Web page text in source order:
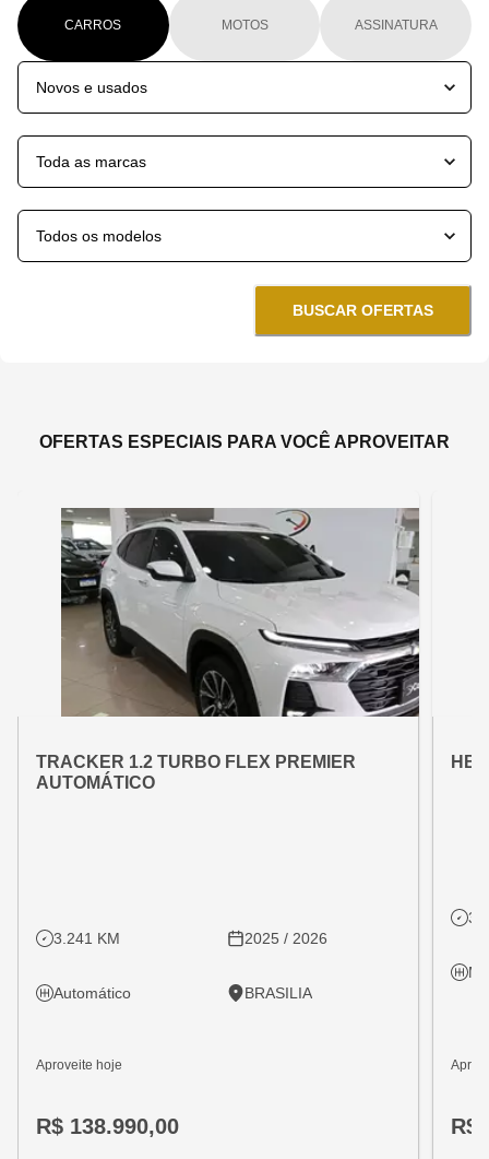
CARROS MOTOS ASSINATURA
BUSCAR OFERTAS
OFERTAS ESPECIAIS PARA VOCÊ APROVEITAR
VARIANT:
TRACKER 1.2 TURBO FLEX PREMIER
AUTOMÁTICO
3.241 KM 2025 / 2026
Automático BRASILIA
Aproveite hoje
R$ 138.990,00 R$